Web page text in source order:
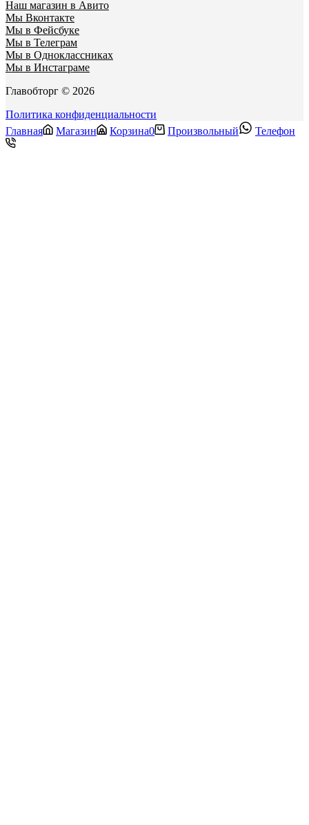
Наш магазин в Авито
Мы Вконтакте
Мы в Фейсбуке
Мы в Телеграм
Мы в Одноклассниках
Мы в Инстаграме
Главобторг © 2026
Политика конфиденциальности
Главная
Магазин Корзина0 Произвольный Телефон